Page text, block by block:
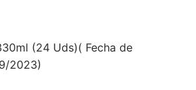
(24 Uds)( Fecha de
2023)